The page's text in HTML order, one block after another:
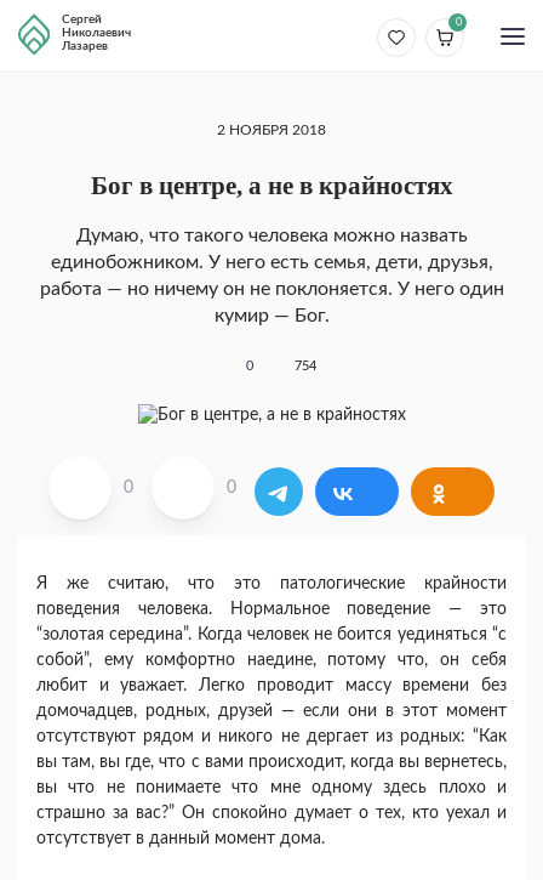
Сергей
Николаевич
Лазарев
0
2 НОЯБРЯ 2018
Бог в центре, а не в крайностях
Думаю, что такого человека можно назвать
единобожником. У него есть семья, дети, друзья,
работа — но ничему он не поклоняется. У него один
кумир — Бог.
0 754
0 0
Я же считаю, что это патологические крайности
поведения человека. Нормальное поведение — это
“золотая середина”. Когда человек не боится уединяться “с
собой”, ему комфортно наедине, потому что, он себя
любит и уважает. Легко проводит массу времени без
домочадцев, родных, друзей — если они в этот момент
отсутствуют рядом и никого не дергает из родных: “Как
вы там, вы где, что с вами происходит, когда вы вернетесь,
вы что не понимаете что мне одному здесь плохо и
страшно за вас?” Он спокойно думает о тех, кто уехал и
отсутствует в данный момент дома.